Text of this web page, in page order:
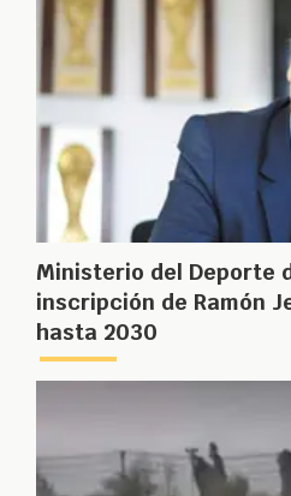
Ministerio del Deporte
inscripción de Ramón
hasta 2030